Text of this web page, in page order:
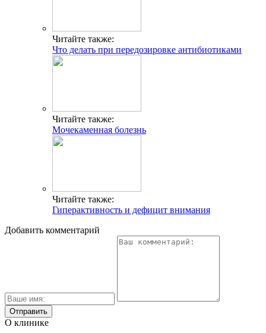
Читайте также:
Что делать при передозировке антибиотиками
Читайте также:
Мочекаменная болезнь
Читайте также:
Гиперактивность и дефицит внимания
Добавить комментарий
О клинике